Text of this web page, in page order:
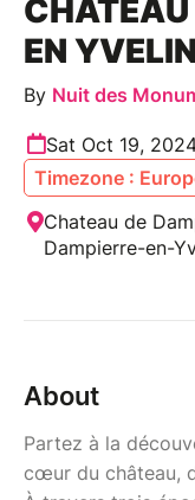
CHÂTEAU
EN
By Nuit des
Sat Oct 19,
Timezone :
Chateau de
Dampierre-en-
About
Partez à la
cœur du château,